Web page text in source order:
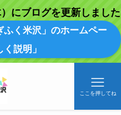
にブログを更新しました
ふく米沢」のホームペー
説明」
ここを押してね